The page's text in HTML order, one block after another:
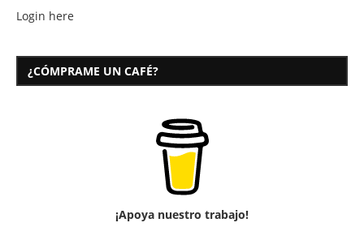
Login here
¿CÓMPRAME UN CAFÉ?
¡Apoya nuestro trabajo!